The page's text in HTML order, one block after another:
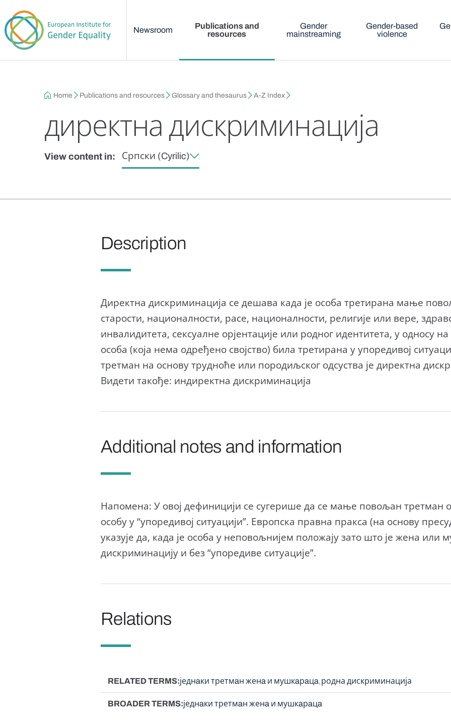
Newsroom
Publications and
resources
Gender
mainstreaming
Gender-based
violence
Breadcrumb
Home Publications and resources Glossary and thesaurus A-Z Index
директна дискриминација
View content in: Српски (Cyrilic)
Description
Директна дискриминација се дешава када је особа третирана мање
старости, националности, расе, националности, религије или вере,
инвалидитета, сексуалне орјентације или родног идентитета, у односу
особа (која нема одређено својство) била третирана у упоредивој
третман на основу трудноће или породиљског одсуства је директна
Видети такође: индиректна дискриминација
Additional notes and information
Напомена: У овој дефиницији се сугерише да се мање повољан третман
особу у “упоредивој ситуацији”. Европска правна пракса (на основу
указује да, када је особа у неповољнијем положају зато што је жена или
дискриминацију и без “упоредиве ситуације”.
Relations
RELATED TERMS једнaки третмaн женa и мушкaрaцa родна дискриминација
BROADER TERMS једнaки третмaн женa и мушкaрaцa